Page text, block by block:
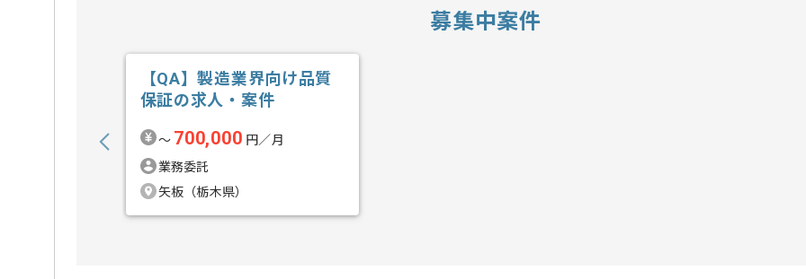
募集中案件
【QA】製造業界向け品質
保証の求人・案件
〜 700,000 円／月
業務委託
矢板（栃木県）